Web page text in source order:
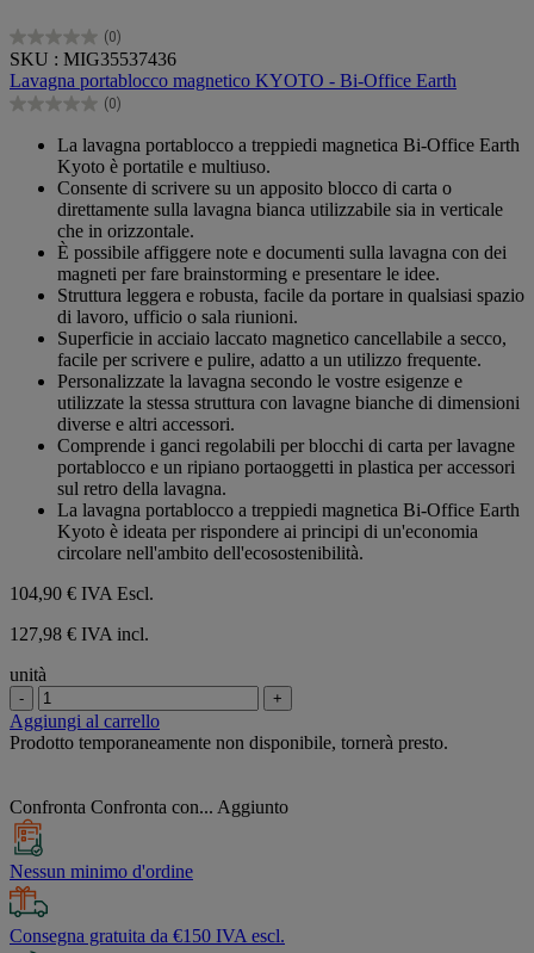
(0)
0.0
su
5
stelle.
SKU : MIG35537436
Lavagna portablocco magnetico KYOTO - Bi-Office Earth
(0)
0.0
La lavagna portablocco a treppiedi magnetica Bi-Office Earth
Kyoto è portatile e multiuso.
Consente di scrivere su un apposito blocco di carta o
direttamente sulla lavagna bianca utilizzabile sia in verticale
che in orizzontale.
È possibile affiggere note e documenti sulla lavagna con dei
magneti per fare brainstorming e presentare le idee.
Struttura leggera e robusta, facile da portare in qualsiasi spazio
di lavoro, ufficio o sala riunioni.
Superficie in acciaio laccato magnetico cancellabile a secco,
facile per scrivere e pulire, adatto a un utilizzo frequente.
Personalizzate la lavagna secondo le vostre esigenze e
utilizzate la stessa struttura con lavagne bianche di dimensioni
diverse e altri accessori.
Comprende i ganci regolabili per blocchi di carta per lavagne
portablocco e un ripiano portaoggetti in plastica per accessori
sul retro della lavagna.
La lavagna portablocco a treppiedi magnetica Bi-Office Earth
Kyoto è ideata per rispondere ai principi di un'economia
circolare nell'ambito dell'ecosostenibilità.
104,90 € IVA Escl.
127,98 € IVA incl.
unità
- +
Aggiungi al carrello
Prodotto temporaneamente non disponibile, tornerà presto.
Confronta Confronta con... Aggiunto
Nessun minimo d'ordine
Consegna gratuita da €150 IVA escl.